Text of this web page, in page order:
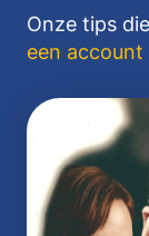
Onze tips
een account